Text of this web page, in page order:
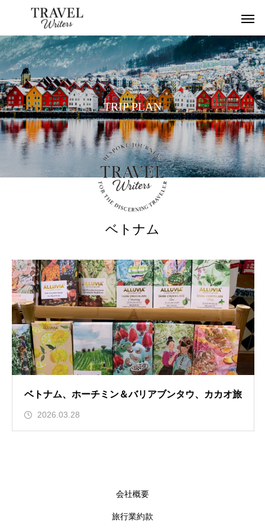
TRIP PLAN
ベトナム
ベトナム、ホーチミン＆バリアブンタウ、カカオ旅
2026.03.28
会社概要
旅行業約款